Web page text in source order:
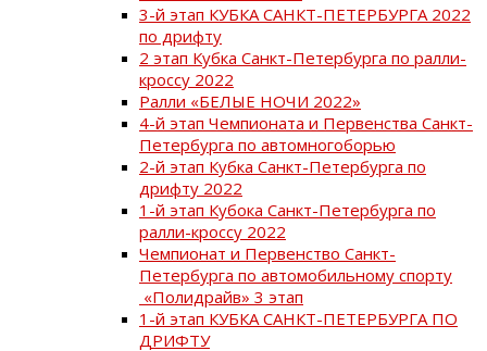
3-й этап КУБКА САНКТ-ПЕТЕРБУРГА 2022
по дрифту
2 этап Кубка Санкт-Петербурга по ралли-
кроссу 2022
Ралли «БЕЛЫЕ НОЧИ 2022»
4-й этап Чемпионата и Первенства Санкт-
Петербурга по автомногоборью
2-й этап Кубка Санкт-Петербурга по
дрифту 2022
1-й этап Кубока Санкт-Петербурга по
ралли-кроссу 2022
Чемпионат и Первенство Санкт-
Петербурга по автомобильному спорту
«Полидрайв» 3 этап
1-й этап КУБКА САНКТ-ПЕТЕРБУРГА ПО
ДРИФТУ